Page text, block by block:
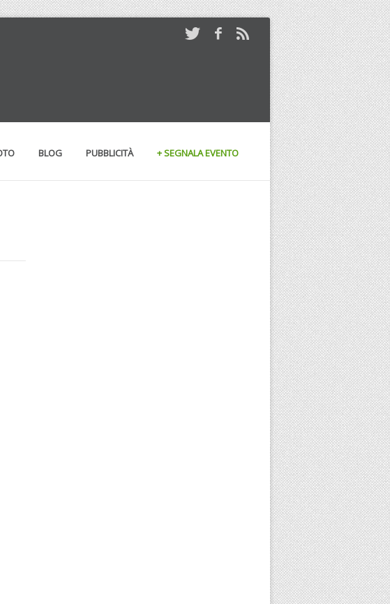
BLOG PUBBLICITÀ + SEGNALA EVENTO